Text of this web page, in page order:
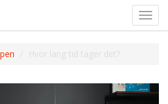
Hvor lang tid tager det?